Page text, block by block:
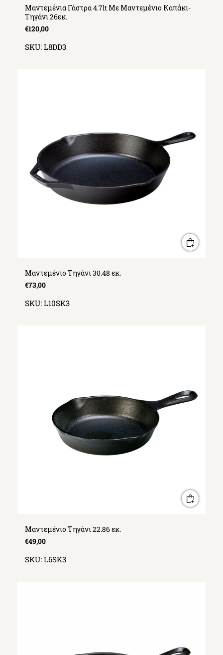
Μαντεμένια Γάστρα 4.7lt Με Μαντεμένιο Καπάκι-
Τηγάνι 26εκ.
€120,00
SKU: L8DD3
Μαντεμένιο Τηγάνι 30.48 εκ.
€73,00
SKU: L10SK3
Μαντεμένιο Τηγάνι 22.86 εκ.
€49,00
SKU: L6SK3